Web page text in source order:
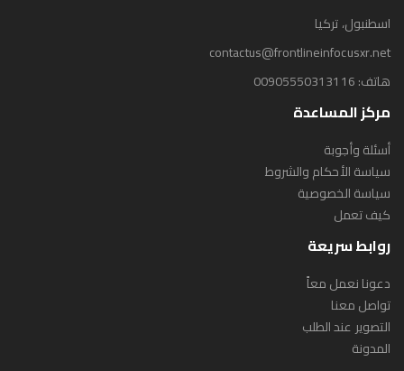
اسطنبول، تركيا
contactus@frontlineinfocusxr.net
هاتف:00905550313116
مركز المساعدة
أسئلة وأجوبة
سياسة الأحكام والشروط
سياسة الخصوصية
كيف تعمل
روابط سريعة
دعونا نعمل معاً
تواصل معنا
التصوير عند الطلب
المدونة